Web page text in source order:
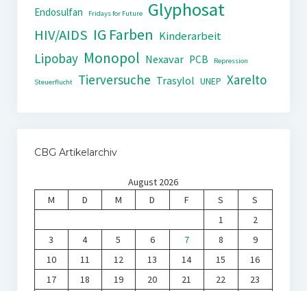
Endosulfan Fridays for Future Glyphosat
HIV/AIDS IG Farben Kinderarbeit
Lipobay Monopol Nexavar PCB Repression
Steuerflucht Tierversuche Trasylol UNEP Xarelto
CBG Artikelarchiv
August 2026
M
D M D F S
S
1
2
3
4 5 6 7 8
9
10
11 12 13 14 15
16
17
18 19 20 21 22
23